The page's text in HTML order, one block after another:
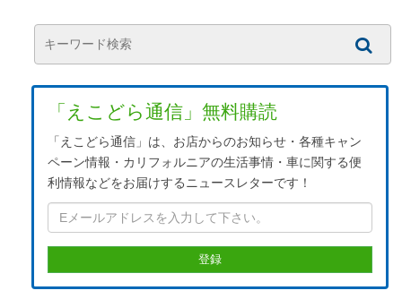
「えこどら通信」無料購読
「えこどら通信」は、お店からのお知らせ・各種キャン
ペーン情報・カリフォルニアの生活事情・車に関する便
利情報などをお届けするニュースレターです！